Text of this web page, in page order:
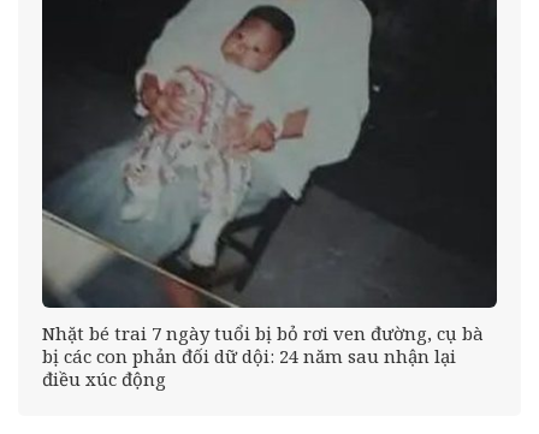
Nhặt bé trai 7 ngày tuổi bị bỏ rơi ven đường, cụ bà
bị các con phản đối dữ dội: 24 năm sau nhận lại
điều xúc động